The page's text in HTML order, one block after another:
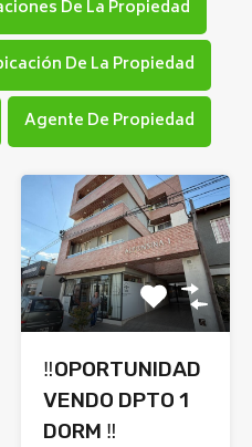
De La Propiedad
De La Propiedad
Agente De Propiedad
‼️OPORTUNIDAD
VENDO DPTO 1
DORM ‼️